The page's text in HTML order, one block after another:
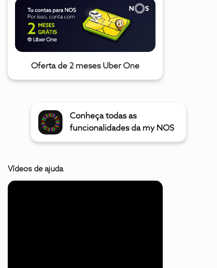
Oferta de 2 meses Uber One
Conheça todas as
funcionalidades da my NOS
Vídeos de ajuda